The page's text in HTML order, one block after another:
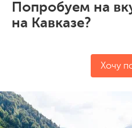
Попробуем на
на Кавказе?
Хочу